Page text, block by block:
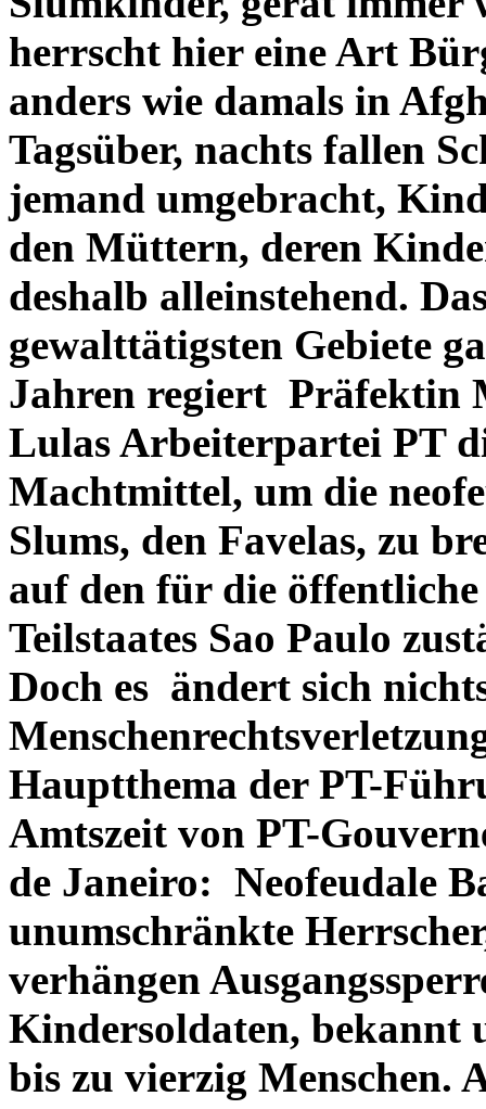
herrscht hier eine Art
anders wie damals in
Tagsüber, nachts fallen
jemand umgebracht,
den Müttern, deren
deshalb alleinstehend.
gewalttätigsten Gebiete
Jahren regiert Präfektin
Lulas Arbeiterpartei PT
Machtmittel, um die
Slums, den Favelas, zu
auf den für die öffentliche
Teilstaates Sao Paulo
Doch es ändert sich
Hauptthema der PT-
Amtszeit von PT-
de Janeiro: Neofeudale
unumschränkte
verhängen
Kindersoldaten,
bis zu vierzig Menschen.